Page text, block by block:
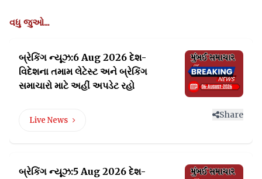
વધુ જુઓ...
બ્રેકિંગ ન્યૂઝ:6 Aug 2026 દેશ-
વિદેશના તમામ લેટેસ્ટઅને બ્રેકિંગ
સમાચારો માટે અહીં અપડેટ રહો
Live News
Share
બ્રેકિંગ ન્યૂઝ:5 Aug 2026 દેશ-